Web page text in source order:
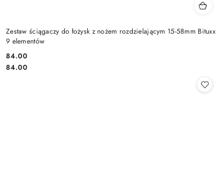
Zestaw ściągaczy do łożysk z nożem rozdzielającym 15-58mm Bituxx
9 elementów
Cena:
84.00
Cena:
84.00